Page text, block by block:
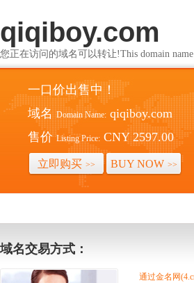
qiqiboy.com
您正在访问的域名可以转让!This domain name
一口价出售中！
域名 Domain Name: qiqiboy.com
售价 Listing Price: CNY 2597.00
立即购买 >> BUY NOW >>
域名交易方式：
通过金名网